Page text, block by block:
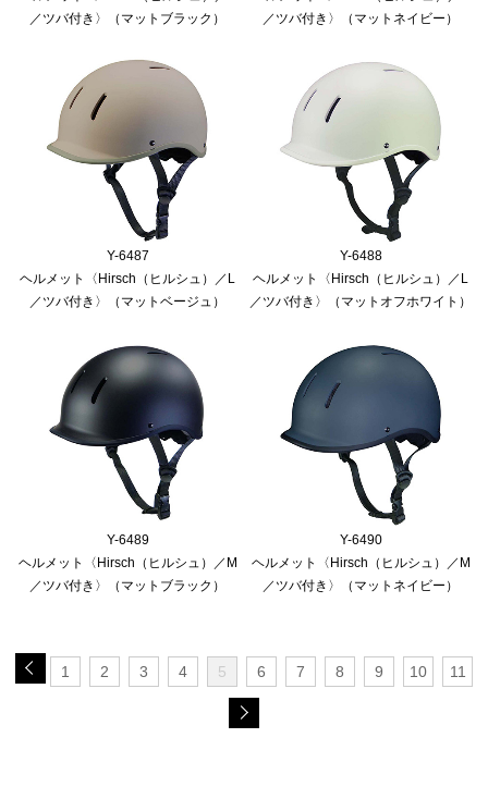
／ツバ付き〉（マットブラック）
／ツバ付き〉（マットネイビー）
Y-6487
ヘルメット〈Hirsch（ヒルシュ）／L
／ツバ付き〉（マットベージュ）
Y-6488
ヘルメット〈Hirsch（ヒルシュ）／L
／ツバ付き〉（マットオフホワイト）
Y-6489
ヘルメット〈Hirsch（ヒルシュ）／M
／ツバ付き〉（マットブラック）
Y-6490
ヘルメット〈Hirsch（ヒルシュ）／M
／ツバ付き〉（マットネイビー）
1 2 3 4 5 6 7 8 9 10 11